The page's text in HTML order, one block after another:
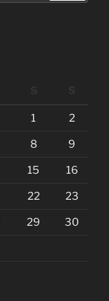
1 2
8 9
15 16
22 23
29 30